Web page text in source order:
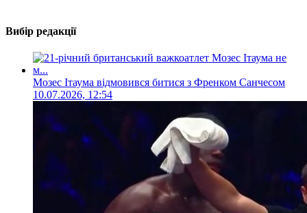
Вибір редакції
Мозес Ітаума відмовився битися з Френком Санчесом
10.07.2026, 12:54